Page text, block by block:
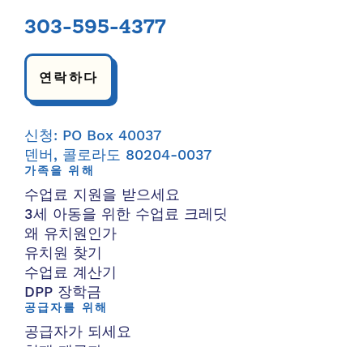
303-595-4377
연락하다
신청: PO Box 40037
덴버, 콜로라도 80204-0037
가족을 위해
수업료 지원을 받으세요
3세 아동을 위한 수업료 크레딧
왜 유치원인가
유치원 찾기
수업료 계산기
DPP 장학금
공급자를 위해
공급자가 되세요